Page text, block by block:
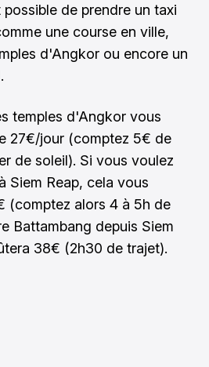
possible de prendre un taxi
une course en ville,
d'Angkor ou encore un
temples d'Angkor vous
27€/jour (comptez 5€ de
de soleil). Si vous voulez
Siem Reap, cela vous
(comptez alors 4 à 5h de
Battambang depuis Siem
38€ (2h30 de trajet).